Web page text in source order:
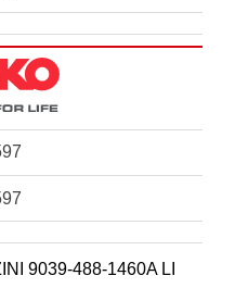
9039-488-1460A LI